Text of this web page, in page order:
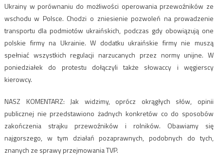
Ukrainy w porównaniu do możliwości operowania przewoźników ze
wschodu w Polsce. Chodzi o zniesienie pozwoleń na prowadzenie
transportu dla podmiotów ukraińskich, podczas gdy obowiązują one
polskie firmy na Ukrainie. W dodatku ukraińskie firmy nie muszą
spełniać wszystkich regulacji narzucanych przez normy unijne. W
poniedziałek do protestu dołączyli także słowaccy i węgierscy
kierowcy.
NASZ KOMENTARZ: Jak widzimy, oprócz okrągłych słów, opinii
publicznej nie przedstawiono żadnych konkretów co do sposobów
zakończenia strajku przewoźników i rolników. Obawiamy się
najgorszego, w tym działań pozaprawnych, podobnych do tych,
znanych ze sprawy przejmowania TVP.